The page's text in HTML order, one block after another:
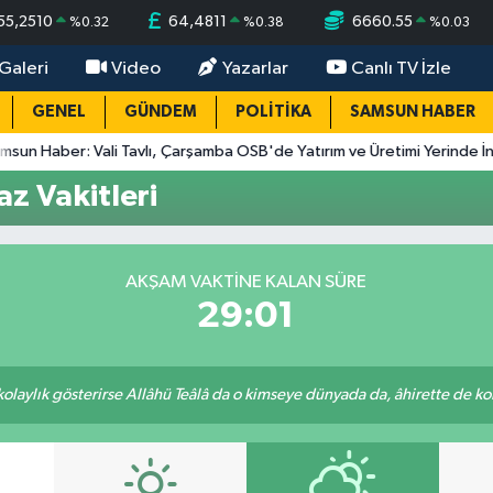
%0.32 64,4811 %0.38 6660.55 %0.03
Video Yazarlar Canlı TV İzle
GENEL GÜNDEM POLİTİKA SAMSUN HABER
Vali Tavlı, Çarşamba OSB'de Yatırım ve Üretimi Yerinde İnceledi
Vakitleri
AKŞAM VAKTINE KALAN SÜRE
29:00
gösterirse Allâhü Teâlâ da o kimseye dünyada da, âhirette de